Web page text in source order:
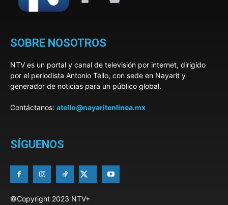
SOBRE NOSOTROS
NTV es un portal y canal de televisión por internet, dirigido
por el periodista Antonio Tello, con sede en Nayarit y
generador de noticias para un público global.
Contáctanos: atello@nayaritenlinea.mx
SÍGUENOS
©Copyright 2023 NTV+